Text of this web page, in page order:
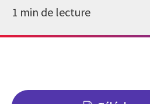
1 min de lecture